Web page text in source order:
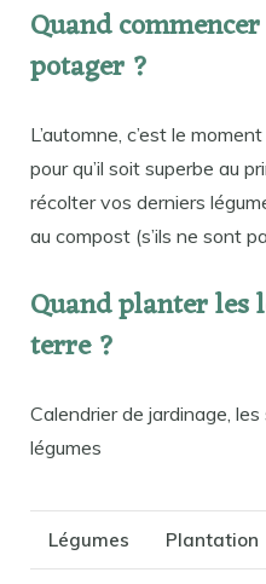
Quand
potager ?
L’automne, c’est le
pour qu’il soit superbe au
récolter vos derniers
au compost (s’ils ne sont
Quand planter les
terre ?
Calendrier de jardinage,
légumes
Légumes Plantation